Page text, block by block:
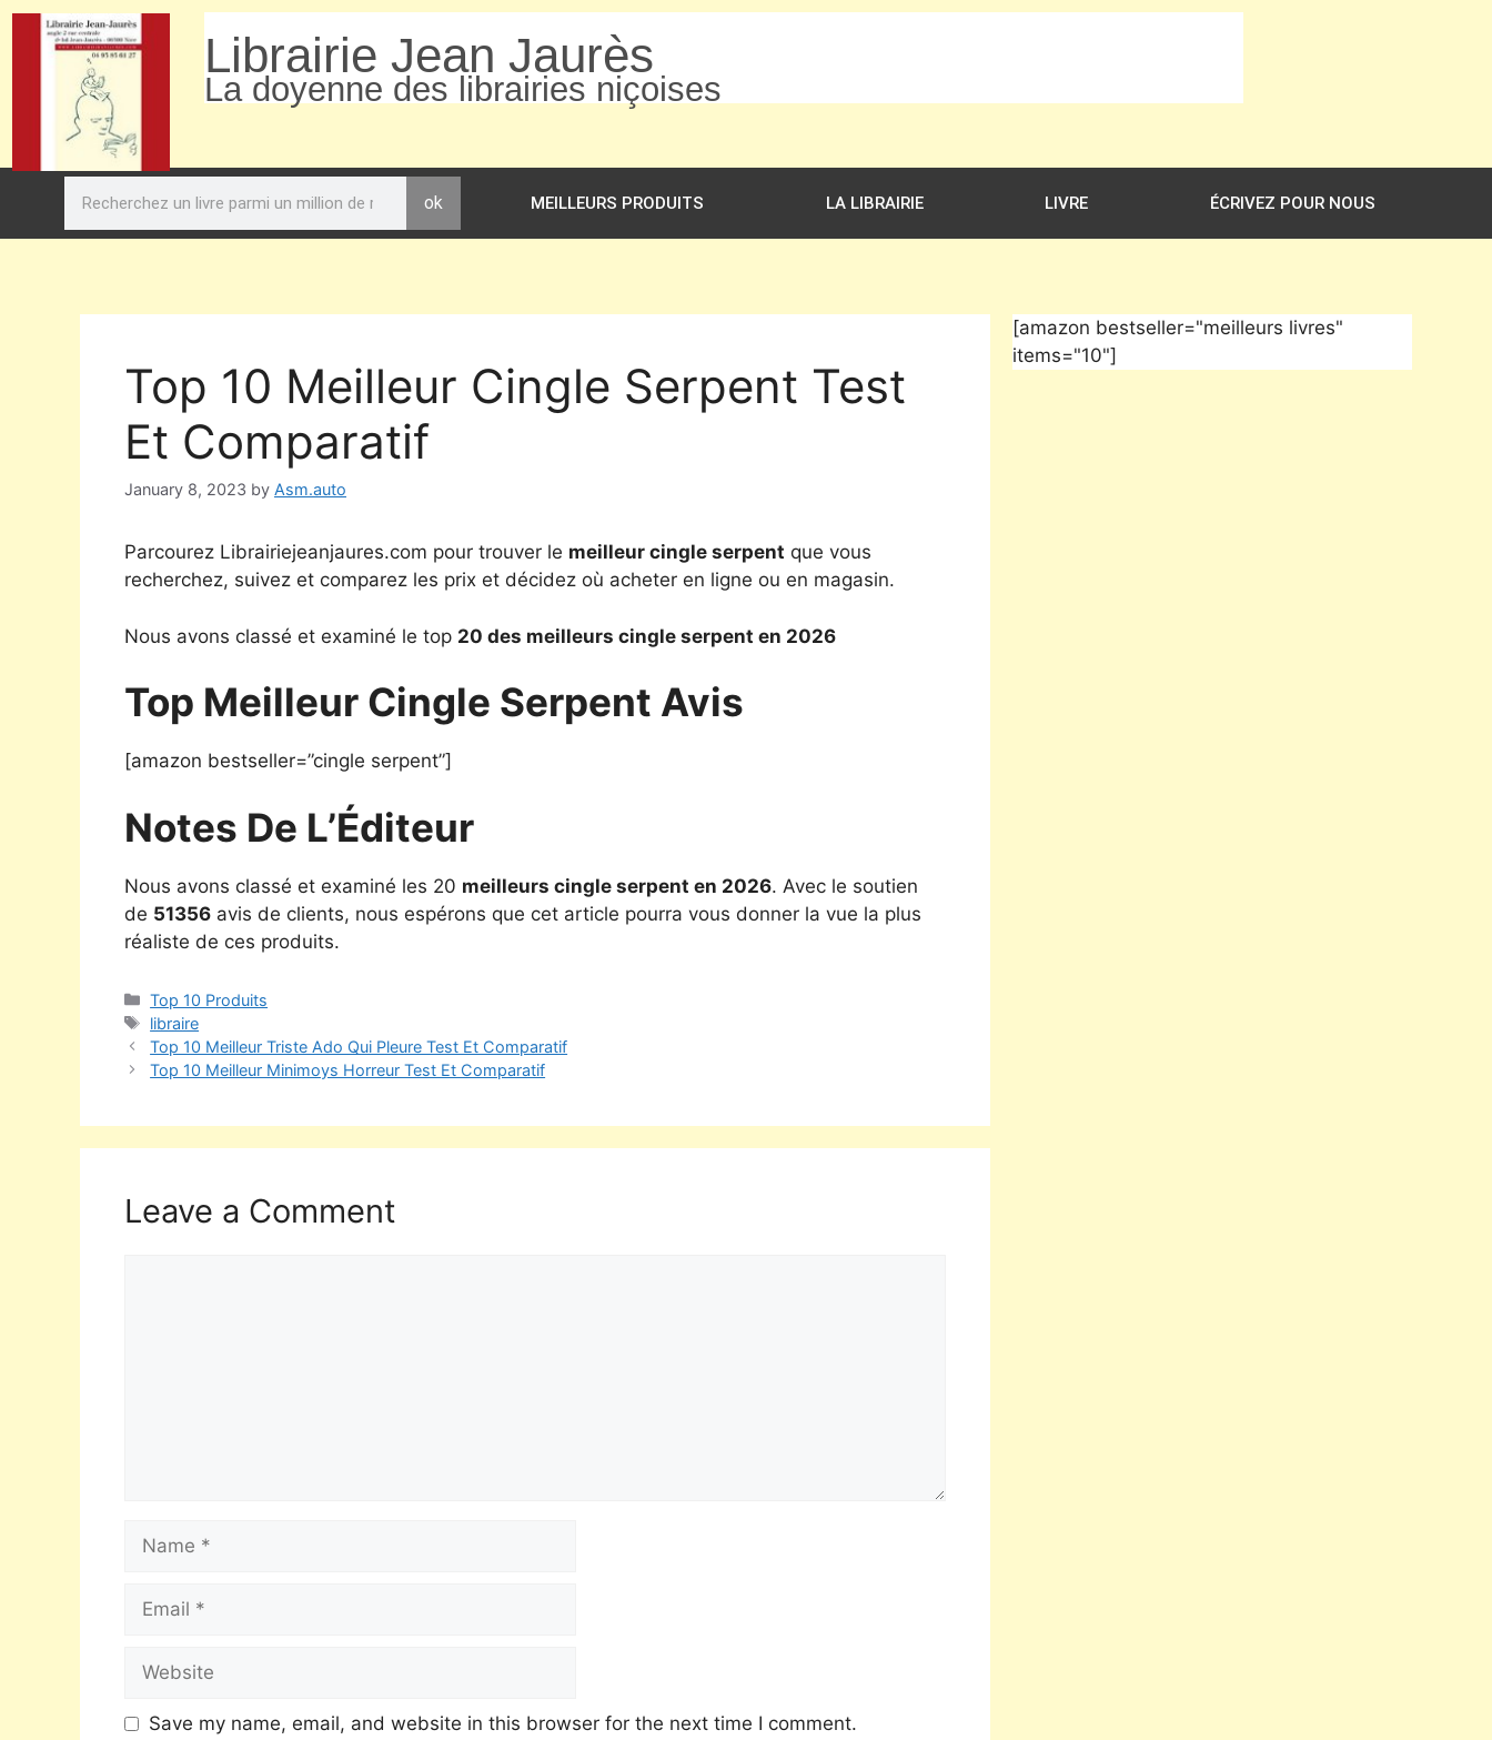
Librairie Jean Jaurès
La doyenne des librairies niçoises
ok MEILLEURS PRODUITS LA LIBRAIRIE LIVRE ÉCRIVEZ POUR NOUS
Top 10 Meilleur Cingle Serpent Test
Et Comparatif
January 8, 2023 by Asm.auto
Parcourez Librairiejeanjaures.com pour trouver le meilleur cingle serpent que vous
recherchez, suivez et comparez les prix et décidez où acheter en ligne ou en magasin.
Nous avons classé et examiné le top 20 des meilleurs cingle serpent en 2026
Top Meilleur Cingle Serpent Avis
[amazon bestseller=”cingle serpent”]
Notes De L’Éditeur
Nous avons classé et examiné les 20 meilleurs cingle serpent en 2026. Avec le soutien
de 51356 avis de clients, nous espérons que cet article pourra vous donner la vue la plus
réaliste de ces produits.
Top 10 Produits
libraire
Top 10 Meilleur Triste Ado Qui Pleure Test Et Comparatif
Top 10 Meilleur Minimoys Horreur Test Et Comparatif
Leave a Comment
Save my name, email, and website in this browser for the next time I comment.
[amazon bestseller="meilleurs livres"
items="10"]